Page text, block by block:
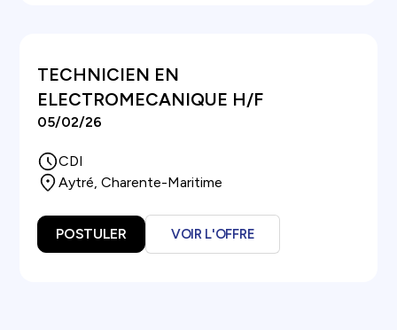
05/02/26
TECHNICIEN EN
ELECTROMECANIQUE H/F
CDI
Aytré, Charente-Maritime
POSTULER VOIR L'OFFRE